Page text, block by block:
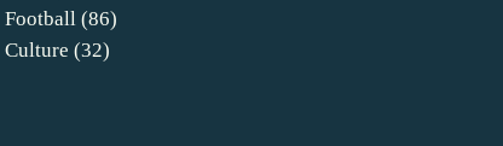
Football (86)
Culture (32)